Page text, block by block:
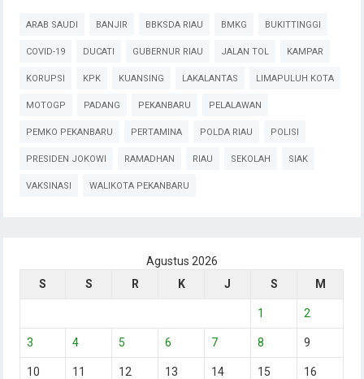
ARAB SAUDI BANJIR BBKSDA RIAU BMKG BUKITTINGGI
COVID-19 DUCATI GUBERNUR RIAU JALAN TOL KAMPAR
KORUPSI KPK KUANSING LAKALANTAS LIMAPULUH KOTA
MOTOGP PADANG PEKANBARU PELALAWAN
PEMKO PEKANBARU PERTAMINA POLDA RIAU POLISI
PRESIDEN JOKOWI RAMADHAN RIAU SEKOLAH SIAK
VAKSINASI WALIKOTA PEKANBARU
Agustus 2026
S
S R K J S M
1 2
3 4 5 6 7 8 9
10 11 12 13 14 15 16